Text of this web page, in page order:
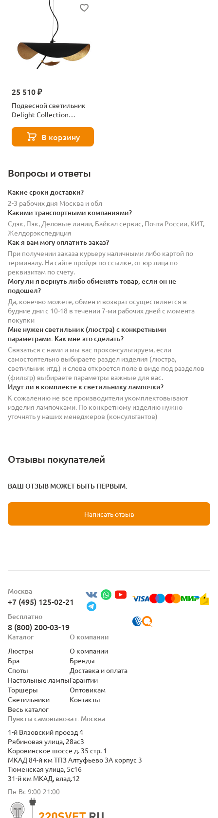
25 510 ₽
Подвесной светильник
Delight Collection
В корзину
Вопросы и ответы
Какие сроки доставки?
2-3 рабочих дня Москва и обл
Какими транспортными компаниями?
Сдэк, Пэк, Деловые линии, Байкал сервис, Почта России, КИТ,
Желдорэкспедиция
Как я вам могу оплатить заказ?
При получении заказа курьеру наличными либо картой по
терминалу. На сайте пройдя по ссылке, от юр лица по
реквизитам по счету.
Могу ли я вернуть либо обменять товар, если он не
подошел?
Да, конечно можете, обмен и возврат осуществляется в
будние дни с 10-18 в течении 7-ми рабочих дней с момента
покупки
Мне нужен светильник (люстра) с конкретными
параметрами. Как мне это сделать?
Связаться с нами и мы вас проконсультируем, если
самостоятельно выбираете раздел изделия (люстра,
светильник итд.) и слева откроется поле в виде под разделов
(фильтр) выбираете параметры важные для вас.
Идут ли в комплекте к светильнику лампочки?
К сожалению не все производители укомплектовывают
изделия лампочками. По конкретному изделию нужно
уточнять у наших менеджеров (консультантов)
Отзывы покупателей
ВАШ ОТЗЫВ МОЖЕТ БЫТЬ ПЕРВЫМ.
Написать отзыв
Москва
+7 (495) 125-02-21
Бесплатно
8 (800) 200-03-19
Пункты самовывоза г. Москва
1-й Вязовский проезд 4
Рябиновая улица, 28ас3
Коровинское шоссе д. 35 стр. 1
МКАД 84-й км ТПЗ Алтуфьево 3А корпус 3
Тюменская улица, 5с16
31-й км МКАД, влад.12
Пн-Вс 9:00-21:00
Каталог
Люстры
Бра
Споты
Настольные лампы
Торшеры
Светильники
Весь каталог
О компании
О компании
Бренды
Доставка и оплата
Гарантии
Оптовикам
Контакты